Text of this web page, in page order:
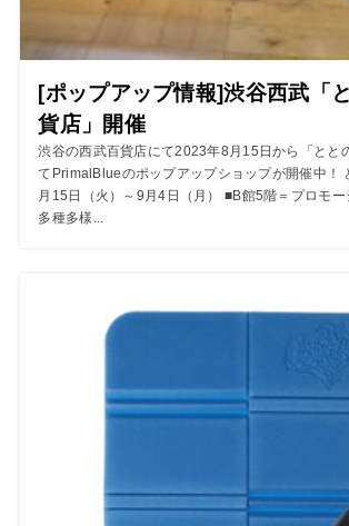
[ポップアップ情報]渋谷西武「
貨店」開催
渋谷の西武百貨店にて2023年8月15日から「とと
てPrimalBlueのポップアップショップが開催中！
月15日（火）～9月4日（月） ■B館5階＝プロモー
多種多様...